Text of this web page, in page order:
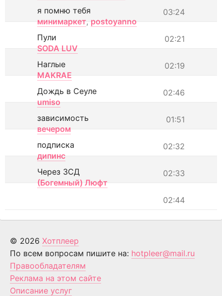
03:24
я помню тебя
минимаркет, postoyanno
02:21
Пули
SODA LUV
02:19
Наглые
MAKRAE
02:46
Дождь в Сеуле
umiso
01:51
зависимость
вечером
02:32
подписка
дипинс
02:33
Через ЗСД
(Богемный) Люфт
02:44
© 2026 Хотплеер
По всем вопросам пишите на: hotpleer@mail.ru
Правообладателям
Реклама на этом сайте
Описание услуг